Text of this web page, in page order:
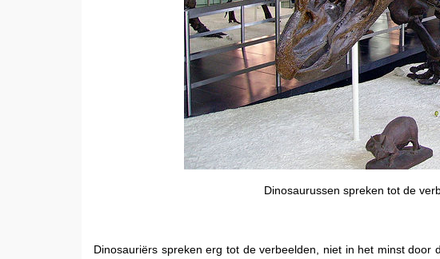
Dinosaurussen spreken tot de
Dinosauriërs spreken erg tot de verbeelden, niet in het minst